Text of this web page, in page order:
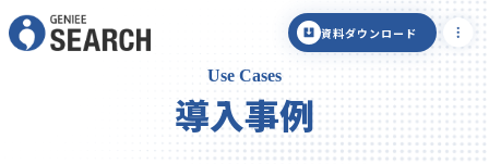
資料ダウンロード
Use Cases
導入事例